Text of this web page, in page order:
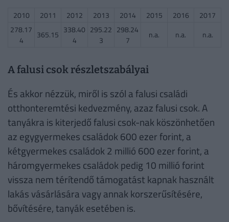
2010 2011 2012 2013 2014 2015 2016
2017
278.17
4
365.15 338.40
4
295.22
3
298.24
7
n.a. n.a. n.a.
A falusi csok részletszabályai
És akkor nézzük, miről is szól a falusi családi
otthonteremtési kedvezmény, azaz falusi csok. A
tanyákra is kiterjedő falusi csok-nak köszönhetően
az egygyermekes családok 600 ezer forint, a
kétgyermekes családok 2 millió 600 ezer forint, a
háromgyermekes családok pedig 10 millió forint
vissza nem térítendő támogatást kapnak használt
lakás vásárlására vagy annak korszerűsítésére,
bővítésére, tanyák esetében is.